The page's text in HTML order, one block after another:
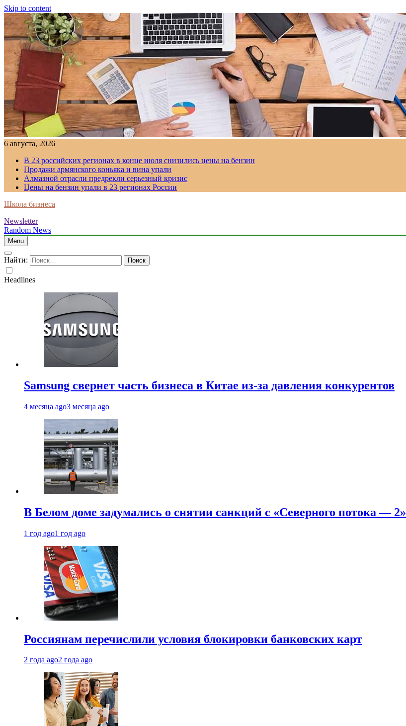
Skip to content
6 августа, 2026
В 23 российских регионах в конце июля снизились цены на бензин
Продажи армянского коньяка и вина упали
Алмазной отрасли предрекли серьезный кризис
Цены на бензин упали в 23 регионах России
Школа бизнеса
Newsletter
Random News
Menu
Найти:
Headlines
Samsung свернет часть бизнеса в Китае из-за давления конкурентов
4 месяца ago3 месяца ago
В Белом доме задумались о снятии санкций с «Северного потока — 2»
1 год ago1 год ago
Россиянам перечислили условия блокировки банковских карт
2 года ago2 года ago